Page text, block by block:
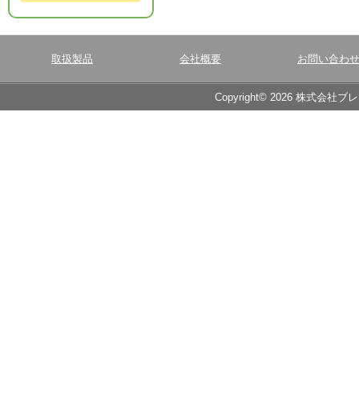
取扱製品 会社概要 お問い合わせ
Copyright© 2026 株式会社ブ